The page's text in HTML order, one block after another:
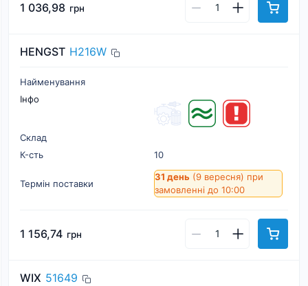
1 036,98 грн
HENGST H216W
Найменування
Інфо
Склад
К-cть
10
Термін поставки
31 день (9 вересня) при
замовленні до 10:00
1 156,74 грн
WIX 51649